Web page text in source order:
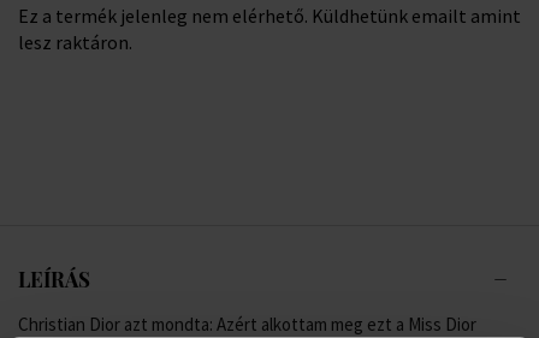
Ez a termék jelenleg nem elérhető. Küldhetünk emailt amint
lesz raktáron.
LEÍRÁS
Christian Dior azt mondta: Azért alkottam meg ezt a Miss Dior